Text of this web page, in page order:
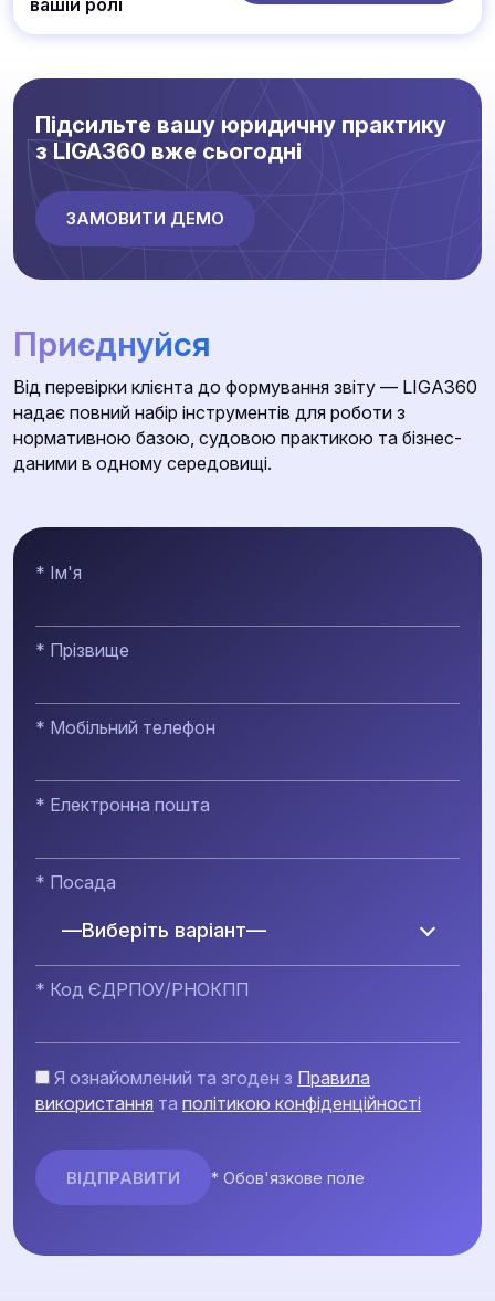
Підсильте вашу юридичну практику
з LIGA360 вже сьогодні
ЗАМОВИТИ ДЕМО
Приєднуйся
Від перевірки клієнта до формування звіту — LIGA360
надає повний набір інструментів для роботи з
нормативною базою, судовою практикою та бізнес-
даними в одному середовищі.
* Ім'я
* Прізвище
* Мобільний телефон
* Електронна пошта
* Посада
—Виберіть варіант—
* Код ЄДРПОУ/РНОКПП
Я ознайомлений та згоден з Правила
використання та політикою конфіденційності
* Обов'язкове поле